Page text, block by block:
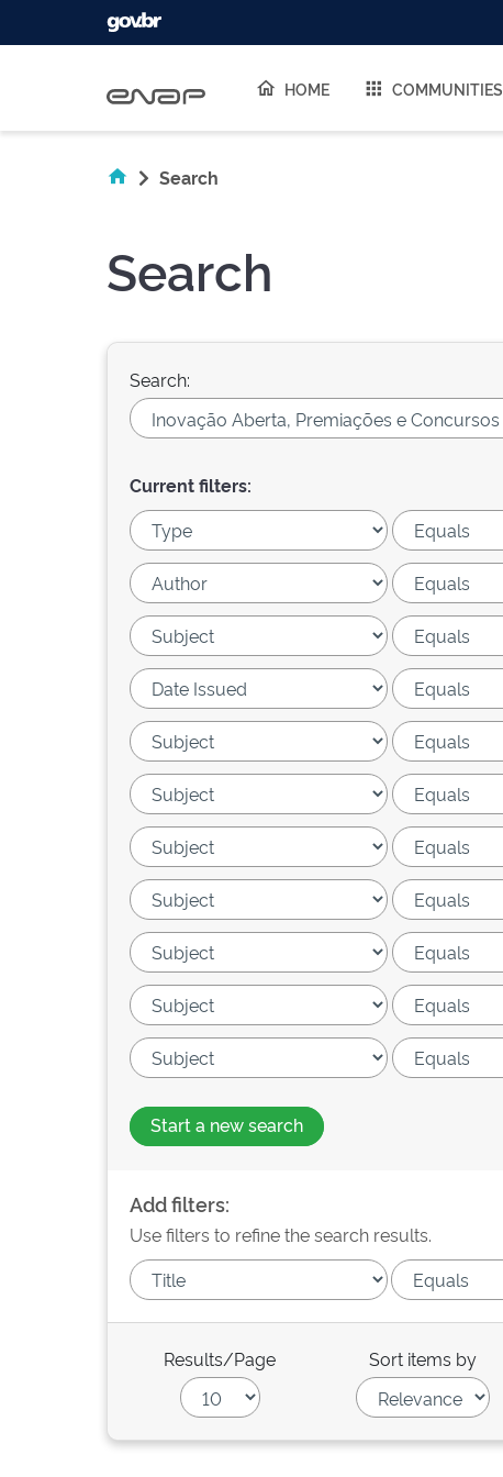
HOME COMMUNITIES
Search
Search
Search:
Current filters:
Start a new search
Add filters:
Use filters to refine the search results.
Results/Page Sort items by